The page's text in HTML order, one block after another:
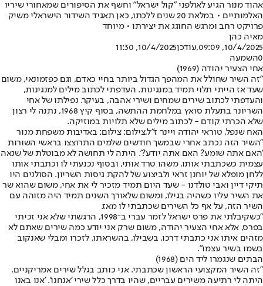
אהוד מנור הגיע לאולפני "קול ישראל" וחשף את הסיפורים שמאחורי שיריו
האלמותיים • במלאת 20 שנים ללכתו, כאן תאגיד השידור הישראלי משיק
פרויקט רחב ומרגש החוגג את יצירתו • מיוחד
מאיה כהן
10/4/2025, 09:09
,עודכן10/4/2025, 11:30
0השמעה
אחי הצעיר יהודה (1969)
"זה השיר שחולל את המהפך הגדול ביותר בחיי כאדם, וגם כפזמונאי, משום
שעד אז הייתי תלוי תמיד במנגינות. העדפתי לכתוב מילים למנגינות,
והעדפתי לכתוב שירים שמחים ושירי אהבה, בעיקר. נפילתו של אחי
השריונר בתעלת סואץ במלחמת ההתשה, בסוף קיץ 1968, נתנה לי רצון
שלא הכרתי קודם - לכתוב מילים שלא תלויות במוזיקה.
האח שנפל, טוראי יהודה ויינר ז"ל,צילום: צילום: באדיבות משפחת מנור
"השיר הזה נכתב אחרי שבמשך חודשים שלמים התרוצצו בראשי השורות
'האם אתה שומע? האם אתה יודע?'. היתה לי תחושה לא מבוטלת של שנאה
עצמית כשכתבתי אותו. משהו טרד אותי, ובסוף נכנעתי לו וכתבתי אותו
ללחן מופלא של יוחנן זראי ולביצוע של להקת גיסות השריון. הסולנים היו
תיקי דיין ואבי טולדנו - שעד היום תמיד מזכיר לי את אחי, משום שהוא שר
את השיר עליו כשהיה בגילו, ומשום שלאורך השנים תמיד היה מזוהה עם
השיר הזה, על אף כל השירים שכתבתי לו מאז.
"כשקיבלתי את פרס ישראל לזמר עברי ב־1998, הרגשתי שלא אני זכיתי
בפרס, אלא אחי הצעיר יהודה, משום שרק אני יודע כמה שירים שאתם לא
מזהים איתו אני כתבתי דרכו, בשבילו, בהשראתו, לזכרו ומבלי שאנקוב
בשמו בשיר עצמו".
הבתים שנגמרו ליד הים (1968)
"זה השיר המקצועי הראשון שכתבתי. אני כותב בגלל שירים אמריקניים.
היתה לי רתיעה משירים עבריים, שהיו בדרך כלל שירי 'אנחנו'. 'אנו באנו